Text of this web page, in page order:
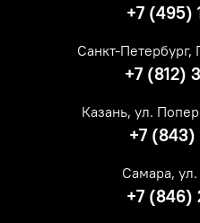
+7 (495)
Санкт-
+7 (812)
Казань, ул.
+7 (843)
Самара,
+7 (846)